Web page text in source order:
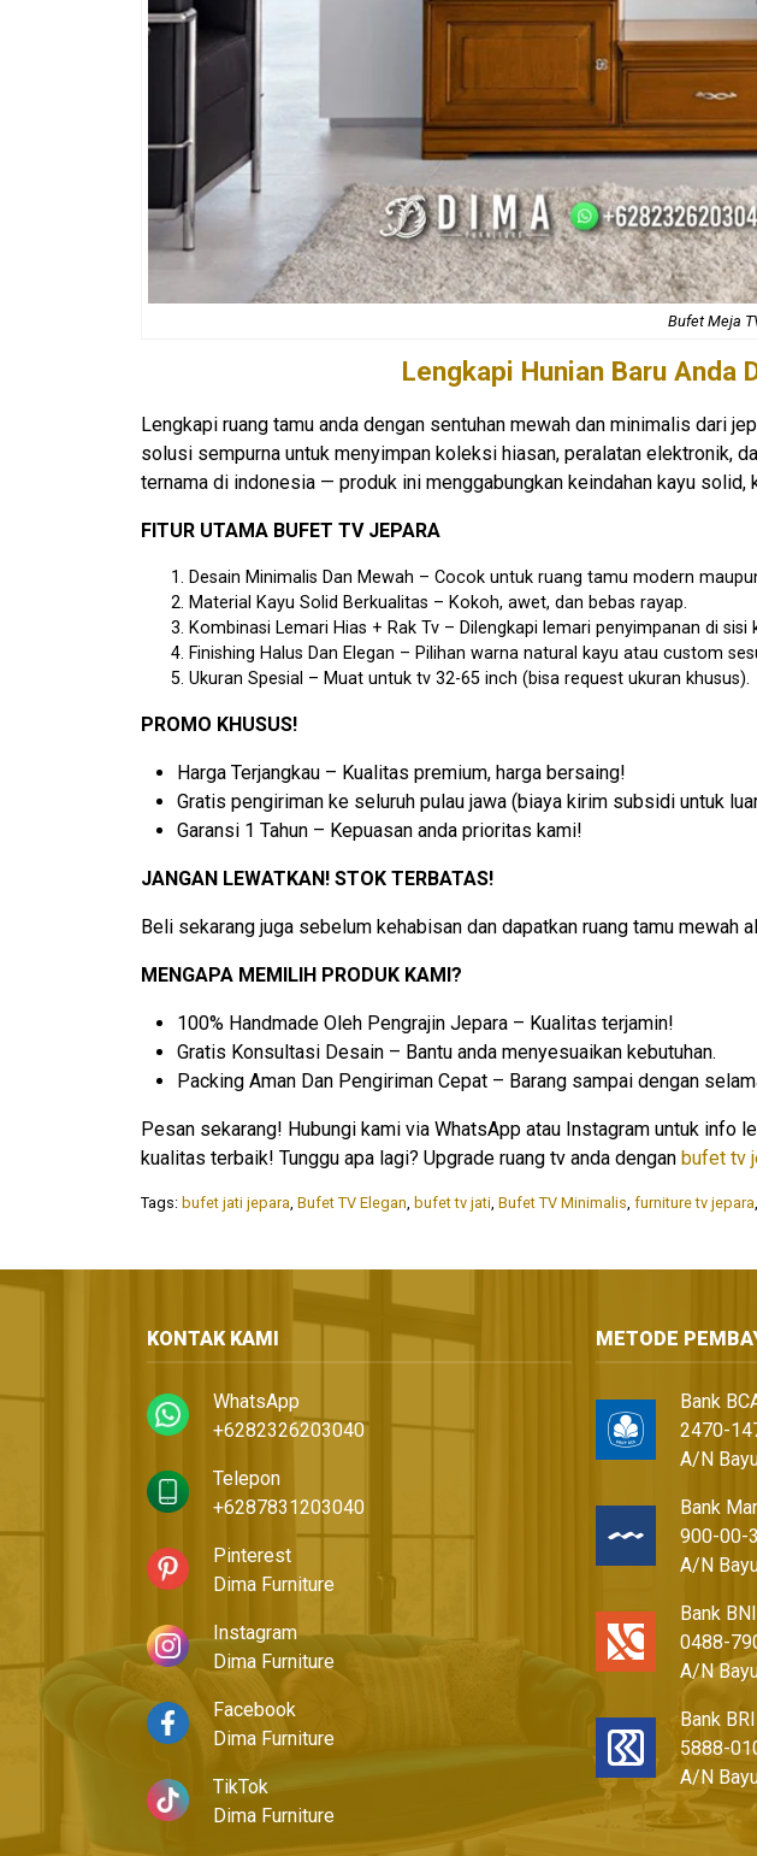
Bufet Meja
Lengkapi Hunian Baru Anda
Lengkapi ruang tamu anda dengan sentuhan mewah dan minimalis dari
solusi sempurna untuk menyimpan koleksi hiasan, peralatan elektronik,
ternama di indonesia — produk ini menggabungkan keindahan kayu
FITUR UTAMA BUFET TV JEPARA
Desain Minimalis Dan Mewah – Cocok untuk ruang tamu modern
Material Kayu Solid Berkualitas – Kokoh, awet, dan bebas rayap.
Kombinasi Lemari Hias + Rak Tv – Dilengkapi lemari penyimpanan di
Finishing Halus Dan Elegan – Pilihan warna natural kayu atau custom
Ukuran Spesial – Muat untuk tv 32-65 inch (bisa request ukuran khusus).
PROMO KHUSUS!
Harga Terjangkau – Kualitas premium, harga bersaing!
Gratis pengiriman ke seluruh pulau jawa (biaya kirim subsidi untuk
Garansi 1 Tahun – Kepuasan anda prioritas kami!
JANGAN LEWATKAN! STOK TERBATAS!
Beli sekarang juga sebelum kehabisan dan dapatkan ruang tamu mewah
MENGAPA MEMILIH PRODUK KAMI?
100% Handmade Oleh Pengrajin Jepara – Kualitas terjamin!
Gratis Konsultasi Desain – Bantu anda menyesuaikan kebutuhan.
Packing Aman Dan Pengiriman Cepat – Barang sampai dengan
Pesan sekarang! Hubungi kami via WhatsApp atau Instagram untuk info
kualitas terbaik! Tunggu apa lagi? Upgrade ruang tv anda dengan bufet tv
Tags: bufet jati jepara Bufet TV Elegan bufet tv jati Bufet TV Minimalis furniture tv jepara
KONTAK KAMI
WhatsApp
+6282326203040
Telepon
+6287831203040
Pinterest
Dima Furniture
Instagram
Dima Furniture
Facebook
Dima Furniture
TikTok
Dima Furniture
METODE
Bank
2470-
A/N
Bank
900-00-
A/N
Bank BNI
0488-
A/N
Bank BRI
5888-
A/N